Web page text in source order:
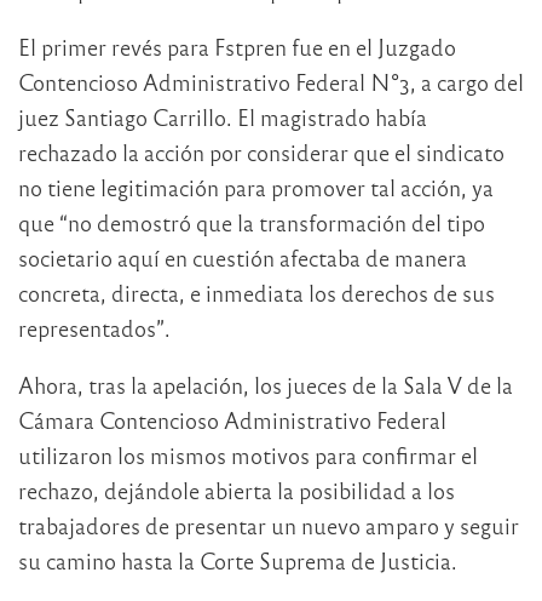
El primer revés para Fstpren fue en el Juzgado
Contencioso Administrativo Federal N°3, a cargo del
juez Santiago Carrillo. El magistrado había
rechazado la acción por considerar que el sindicato
no tiene legitimación para promover tal acción, ya
que “no demostró que la transformación del tipo
societario aquí en cuestión afectaba de manera
concreta, directa, e inmediata los derechos de sus
representados”.
Ahora, tras la apelación, los jueces de la Sala V de la
Cámara Contencioso Administrativo Federal
utilizaron los mismos motivos para confirmar el
rechazo, dejándole abierta la posibilidad a los
trabajadores de presentar un nuevo amparo y seguir
su camino hasta la Corte Suprema de Justicia.